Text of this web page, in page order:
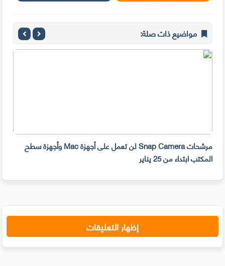
مواضيع ذات صلة:
مرشحات Snap Camera لن تعمل على أجهزة Mac وأجهزة سطح
المكتب ابتداء من 25 يناير
إظهار التعليقات